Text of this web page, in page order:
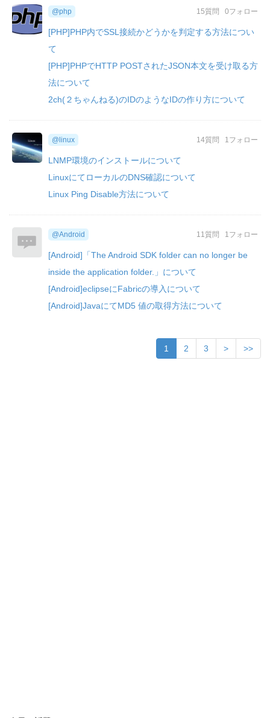
15質問 0フォロー
@php
[PHP]PHP内でSSL接続かどうかを判定する方法につい
て
[PHP]PHPでHTTP POSTされたJSON本文を受け取る方
法について
2ch(２ちゃんねる)のIDのようなIDの作り方について
14質問 1フォロー
@linux
LNMP環境のインストールについて
LinuxにてローカルのDNS確認について
Linux Ping Disable方法について
11質問 1フォロー
@Android
[Android]「The Android SDK folder can no longer be
inside the application folder.」について
[Android]eclipseにFabricの導入について
[Android]JavaにてMD5 値の取得方法について
1 2 3 > >>